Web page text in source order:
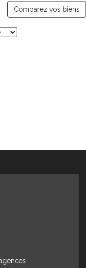
43 ou 07 76 86 35 53
Comparez vos biens